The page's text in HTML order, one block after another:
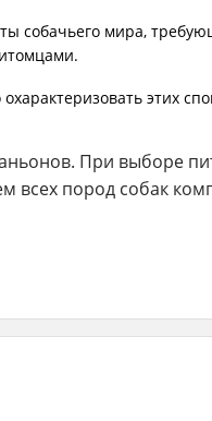
собачьего мира,
этих
При выборе
всех пород собак